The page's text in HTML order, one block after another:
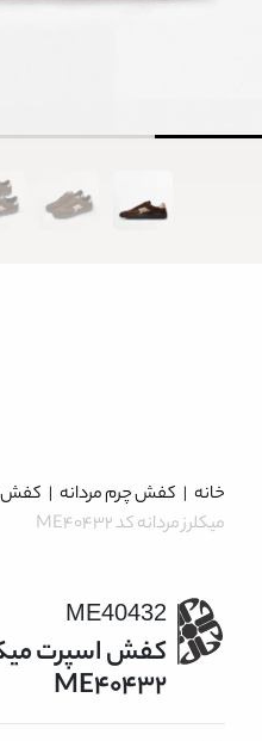
خانه | کفش چرم مردانه| کفش
میکلرز مردانه کد ME40432
ME40432
کفش اسپرت
ME40432